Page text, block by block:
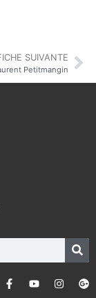
SUIVANTE
Petitmangin